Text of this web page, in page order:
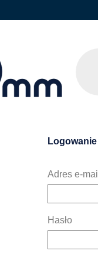
Logowanie
Adres e-mail
Hasło